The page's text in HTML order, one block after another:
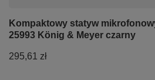
Kompaktowy statyw
25993 König & Meyer czarny
295,61 zł